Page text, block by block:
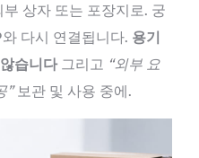
상자 또는 포장지로. 궁
다시 연결됩니다. 용기
습니다그리고 “외부 요
”보관 및 사용 중에.